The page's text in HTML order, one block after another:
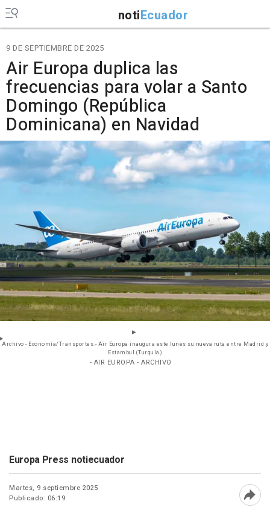
notiEcuador
9 DE SEPTIEMBRE DE 2025
Air Europa duplica las
frecuencias para volar a Santo
Domingo (República
Dominicana) en Navidad
Archivo - Economía/Transportes.- Air Europa inaugura este lunes su nueva ruta entre Madrid y
Estambul (Turquía)
- AIR EUROPA - ARCHIVO
Europa Press notiecuador
Martes, 9 septiembre 2025
Publicado: 06:19